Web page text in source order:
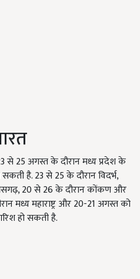
25 अगस्त के दौरान मध्य प्रदेश के
है. 23 से 25 ​​के दौरान विदर्भ,
20 से 26 के दौरान कोंकण और
मध्य महाराष्ट्र और 20-21 अगस्त को
हो सकती है.